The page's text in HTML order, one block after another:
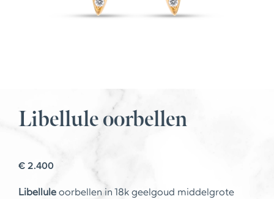
Libellule oorbellen
€2.400
Libellule oorbellen in 18k geelgoud middelgrote